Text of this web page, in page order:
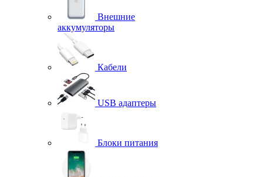
Внешние
аккумуляторы
Кабели
USB адаптеры
Блоки питания